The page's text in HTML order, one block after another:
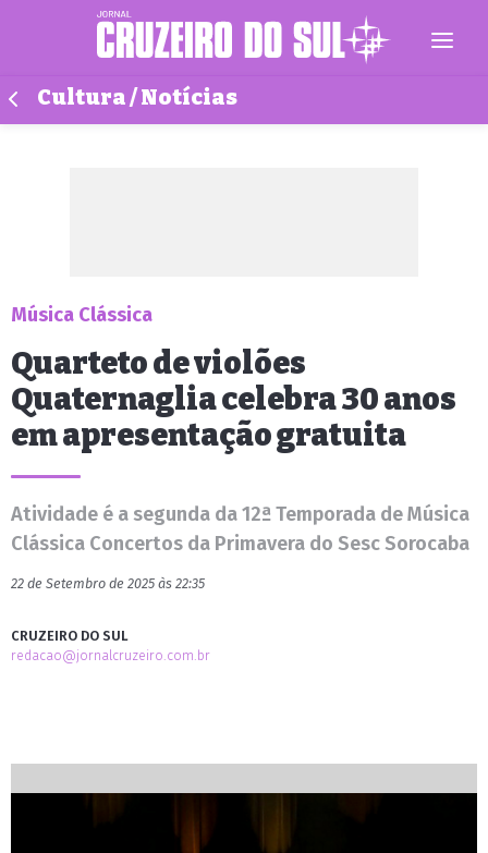
Cultura / Notícias
Música Clássica
Quarteto de violões
Quaternaglia celebra 30 anos
em apresentação gratuita
Atividade é a segunda da 12ª Temporada de Música
Clássica Concertos da Primavera do Sesc Sorocaba
22 de Setembro de 2025 às 22:35
CRUZEIRO DO SUL
redacao@jornalcruzeiro.com.br